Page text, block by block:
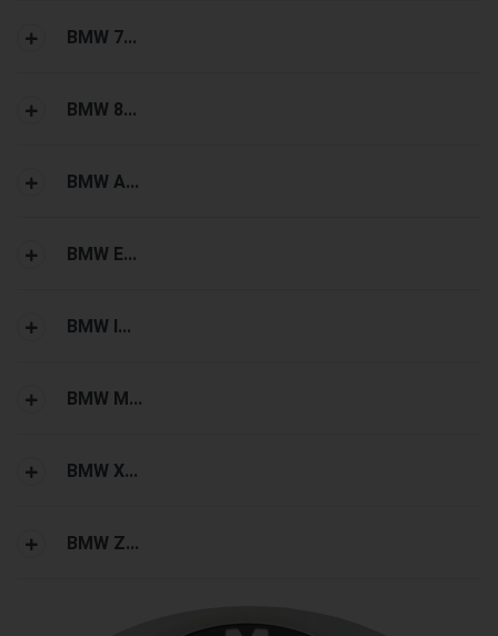
BMW 7...
BMW 8...
BMW A...
BMW E...
BMW I...
BMW M...
BMW X...
BMW Z...